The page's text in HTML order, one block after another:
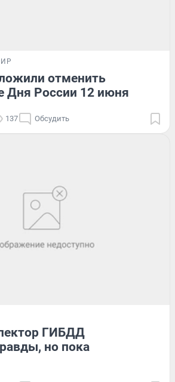
отменить
Дня России 12 июня
137 Обсудить
ГИБДД
но пока